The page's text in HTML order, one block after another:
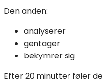
Den anden:
analyserer
gentager
bekymrer sig
Efter 20 minutter føler